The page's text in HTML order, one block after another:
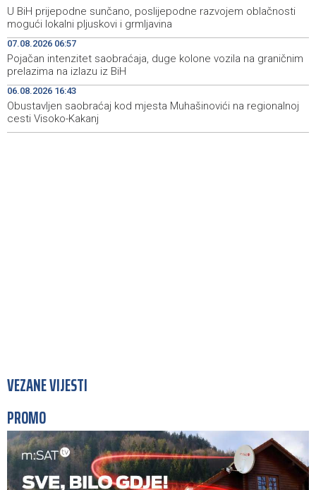
ponovo vratio u jamu 'Raspotočje'
19:03
Sarajevo Film Festival presents Kinoscope and
Kinoscope Surreal programs
19:00
U BiH prijepodne sunčano, poslijepodne razvojem oblačnosti
mogući lokalni pljuskovi i grmljavina
07.08.2026 06:57
Pojačan intenzitet saobraćaja, duge kolone vozila na graničnim
prelazima na izlazu iz BiH
06.08.2026 16:43
Obustavljen saobraćaj kod mjesta Muhašinovići na regionalnoj
cesti Visoko-Kakanj
VEZANE VIJESTI
PROMO